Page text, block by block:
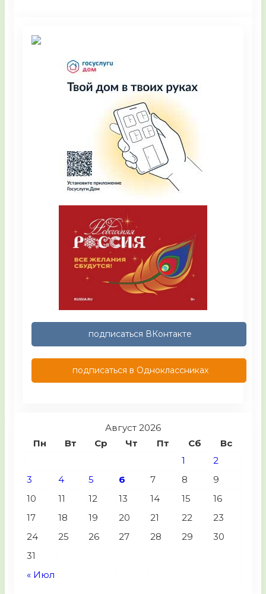
подписаться ВКонтакте
подписаться в Одноклассниках
Август 2026
Пн
Вт Ср Чт Пт Сб Вс
« Июл
1
2
3
4 5 6 7 8
9
10
11 12 13 14 15
16
17
18 19 20 21 22
23
24
25 26 27 28 29
30
31